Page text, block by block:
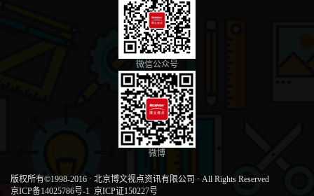
微信公众号
微博
版权所有©1998-2016 · 北京博文视点资讯有限公司 · All Rights Reserved
京ICP备14025786号-1 京ICP证150227号